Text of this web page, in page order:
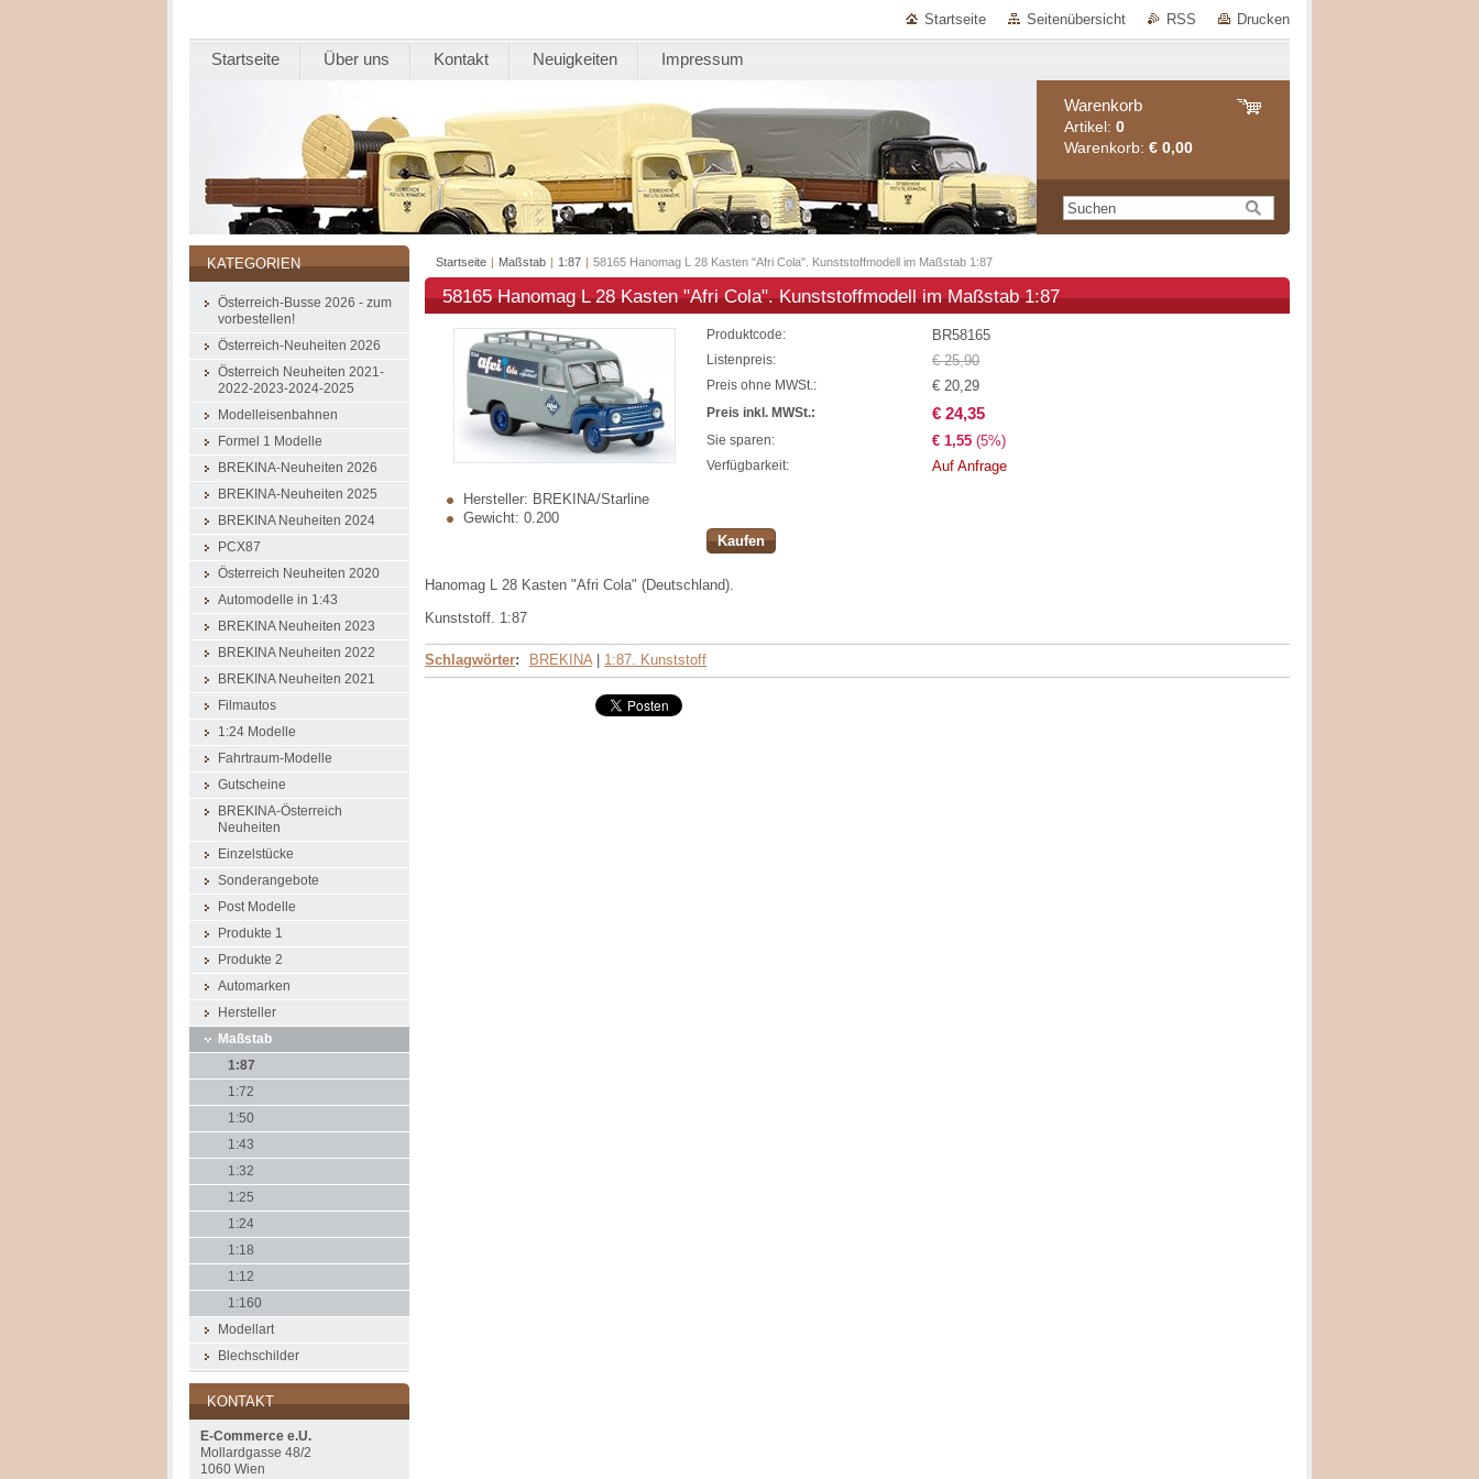
Startseite Seitenübersicht RSS Drucken
Startseite Über uns Kontakt Neuigkeiten Impressum
Warenkorb
Artikel: 0
Warenkorb: € 0,00
Startseite | Maßstab | 1:87 | 58165 Hanomag L 28 Kasten "Afri Cola". Kunststoffmodell im Maßstab 1:87
58165 Hanomag L 28 Kasten "Afri Cola". Kunststoffmodell im Maßstab 1:87
Hersteller: BREKINA/Starline
Gewicht: 0.200
Produktcode: BR58165
Listenpreis: € 25,90
Preis ohne MWSt.: € 20,29
Preis inkl. MWSt.: € 24,35
Sie sparen: € 1,55 (5%)
Verfügbarkeit: Auf Anfrage
Kaufen
Hanomag L 28 Kasten "Afri Cola" (Deutschland).
Kunststoff. 1:87
Schlagwörter: BREKINA | 1:87. Kunststoff
KATEGORIEN
Österreich-Busse 2026 - zum
vorbestellen!
Österreich-Neuheiten 2026
Österreich Neuheiten 2021-
2022-2023-2024-2025
Modelleisenbahnen
Formel 1 Modelle
BREKINA-Neuheiten 2026
BREKINA-Neuheiten 2025
BREKINA Neuheiten 2024
PCX87
Österreich Neuheiten 2020
Automodelle in 1:43
BREKINA Neuheiten 2023
BREKINA Neuheiten 2022
BREKINA Neuheiten 2021
Filmautos
1:24 Modelle
Fahrtraum-Modelle
Gutscheine
BREKINA-Österreich
Neuheiten
Einzelstücke
Sonderangebote
Post Modelle
Produkte 1
Produkte 2
Automarken
Hersteller
Maßstab
1:87
1:72
1:50
1:43
1:32
1:25
1:24
1:18
1:12
1:160
Modellart
Blechschilder
KONTAKT
E-Commerce e.U.
Mollardgasse 48/2
1060 Wien